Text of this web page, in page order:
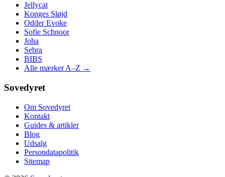
Jellycat
Konges Sløjd
Odder Evoke
Sofie Schnoor
Joha
Sebra
BIBS
Alle mærker A–Z →
Sovedyret
Om Sovedyret
Kontakt
Guides & artikler
Blog
Udsalg
Persondatapolitik
Sitemap